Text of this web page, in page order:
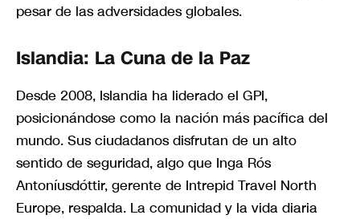
pesar de las adversidades globales.
Islandia: La Cuna de la Paz
Desde 2008, Islandia ha liderado el GPI,
posicionándose como la nación más pacífica del
mundo. Sus ciudadanos disfrutan de un alto
sentido de seguridad, algo que Inga Rós
Antoníusdóttir, gerente de Intrepid Travel North
Europe, respalda. La comunidad y la vida diaria